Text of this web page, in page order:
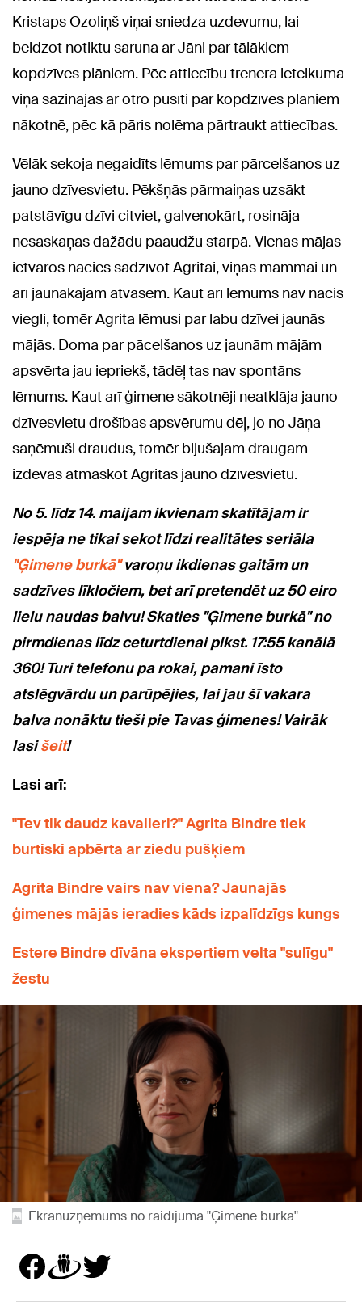
Kristaps Ozoliņš viņai sniedza uzdevumu, lai
beidzot notiktu saruna ar Jāni par tālākiem
kopdzīves plāniem. Pēc attiecību trenera ieteikuma
viņa sazinājās ar otro pusīti par kopdzīves plāniem
nākotnē, pēc kā pāris nolēma pārtraukt attiecības.
Vēlāk sekoja negaidīts lēmums par pārcelšanos uz
jauno dzīvesvietu. Pēkšņās pārmaiņas uzsākt
patstāvīgu dzīvi citviet, galvenokārt, rosināja
nesaskaņas dažādu paaudžu starpā. Vienas mājas
ietvaros nācies sadzīvot Agritai, viņas mammai un
arī jaunākajām atvasēm. Kaut arī lēmums nav nācis
viegli, tomēr Agrita lēmusi par labu dzīvei jaunās
mājās. Doma par pācelšanos uz jaunām mājām
apsvērta jau iepriekš, tādēļ tas nav spontāns
lēmums. Kaut arī ģimene sākotnēji neatklāja jauno
dzīvesvietu drošības apsvērumu dēļ, jo no Jāņa
saņēmuši draudus, tomēr bijušajam draugam
izdevās atmaskot Agritas jauno dzīvesvietu.
No 5. līdz 14. maijam ikvienam skatītājam ir
iespēja ne tikai sekot līdzi realitātes seriāla
"Ģimene burkā"varoņu ikdienas gaitām un
sadzīves līkločiem, bet arī pretendēt uz 50 eiro
lielu naudas balvu! Skaties "Ģimene burkā" no
pirmdienas līdz ceturtdienai plkst. 17:55 kanālā
360! Turi telefonu pa rokai, pamani īsto
atslēgvārdu un parūpējies, lai jau šī vakara
balva nonāktu tieši pie Tavas ģimenes! Vairāk
lasišeit!
Lasi arī:
"Tev tik daudz kavalieri?" Agrita Bindre tiek
burtiski apbērta ar ziedu pušķiem
Agrita Bindre vairs nav viena? Jaunajās
ģimenes mājās ieradies kāds izpalīdzīgs kungs
Estere Bindre dīvāna ekspertiem velta "sulīgu"
žestu
Ekrānuzņēmums no raidījuma "Ģimene burkā"